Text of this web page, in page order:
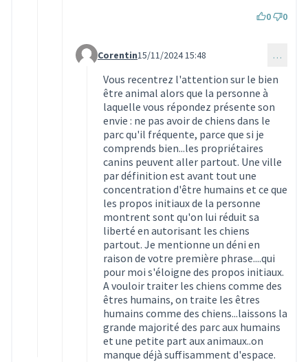
0 0
Commentaire 3538 (réponse au commentaire
Corentin15/11/2024 15:48 …
Vous recentrez l'attention sur le bien
être animal alors que la personne à
laquelle vous répondez présente son
envie : ne pas avoir de chiens dans le
parc qu'il fréquente, parce que si je
comprends bien...les propriétaires
canins peuvent aller partout. Une ville
par définition est avant tout une
concentration d'être humains et ce que
les propos initiaux de la personne
montrent sont qu'on lui réduit sa
liberté en autorisant les chiens
partout. Je mentionne un déni en
raison de votre première phrase....qui
pour moi s'éloigne des propos initiaux.
A vouloir traiter les chiens comme des
êtres humains, on traite les êtres
humains comme des chiens...laissons la
grande majorité des parc aux humains
et une petite part aux animaux..on
manque déjà suffisamment d'espace.